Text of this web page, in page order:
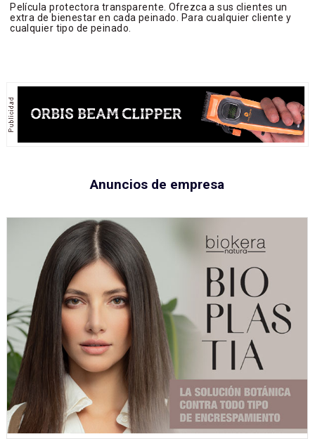
Película protectora transparente. Ofrezca a sus clientes un
extra de bienestar en cada peinado. Para cualquier cliente y
cualquier tipo de peinado.
Anuncios de empresa